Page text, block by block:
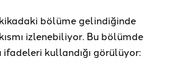
bölüme gelindiğinde
izlenebiliyor. Bu bölümde
ifadeleri kullandığı görülüyor: